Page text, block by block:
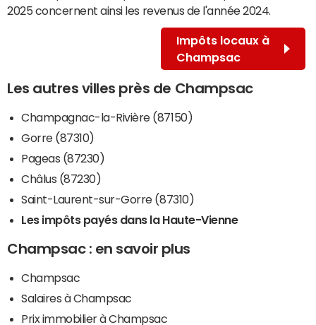
2025 concernent ainsi les revenus de l'année 2024.
Impôts locaux à
Champsac
Les autres villes près de Champsac
Champagnac-la-Rivière (87150)
Gorre (87310)
Pageas (87230)
Châlus (87230)
Saint-Laurent-sur-Gorre (87310)
Les impôts payés dans la Haute-Vienne
Champsac : en savoir plus
Champsac
Salaires à Champsac
Prix immobilier à Champsac